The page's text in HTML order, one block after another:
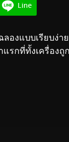
Line
องแบบเรียบง่
รกที่ทั้งเครื่อง